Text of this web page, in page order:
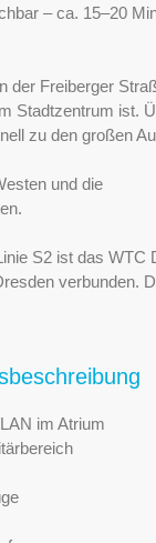
– ca. 15–20
der Freiberger
Stadtzentrum ist.
zu den großen
und die
S2 ist das WTC
verbunden.
im Atrium